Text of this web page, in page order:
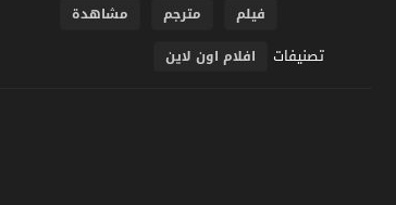
فيلم
مترجم مشاهدة
تصنيفات افلام اون لاين